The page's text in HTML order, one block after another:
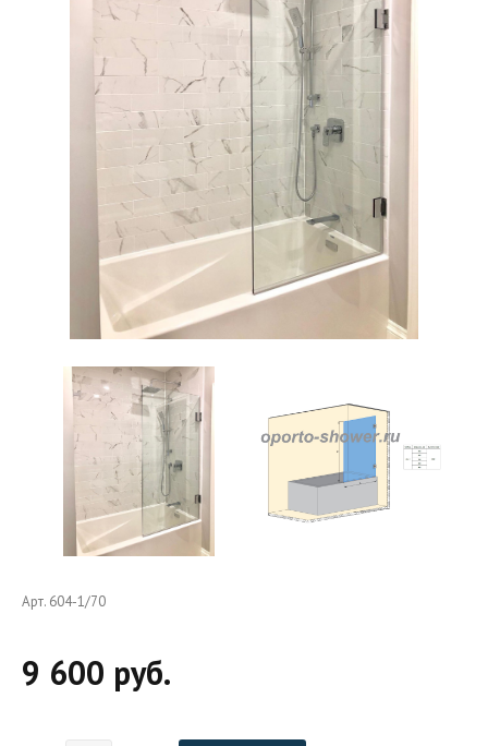
Арт. 604-1/70
9 600 руб.